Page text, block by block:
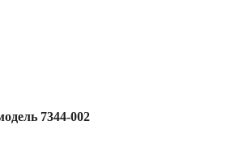
7344-002